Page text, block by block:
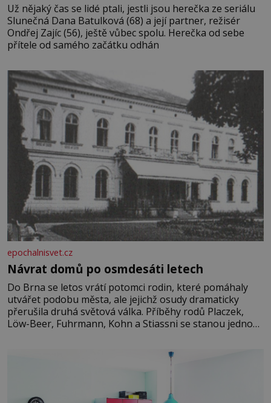
Už nějaký čas se lidé ptali, jestli jsou herečka ze seriálu
Slunečná Dana Batulková (68) a její partner, režisér
Ondřej Zajíc (56), ještě vůbec spolu. Herečka od sebe
přítele od samého začátku odhán
epochalnisvet.cz
Návrat domů po osmdesáti letech
Do Brna se letos vrátí potomci rodin, které pomáhaly
utvářet podobu města, ale jejichž osudy dramaticky
přerušila druhá světová válka. Příběhy rodů Placzek,
Löw-Beer, Fuhrmann, Kohn a Stiassni se stanou jednou
jednoduché. Místa, která si člověk pamatuje z rodinných